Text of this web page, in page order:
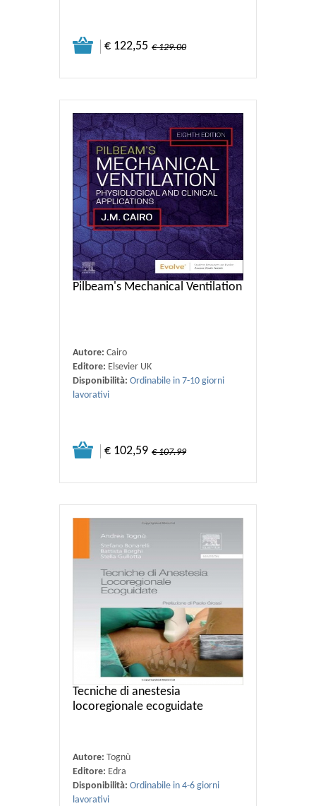
€ 122,55 € 129.00
Pilbeam's Mechanical Ventilation
Autore: Cairo
Editore: Elsevier UK
Disponibilità: Ordinabile in 7-10 giorni
lavorativi
€ 102,59 € 107.99
Tecniche di anestesia
locoregionale ecoguidate
Autore: Tognù
Editore: Edra
Disponibilità: Ordinabile in 4-6 giorni
lavorativi